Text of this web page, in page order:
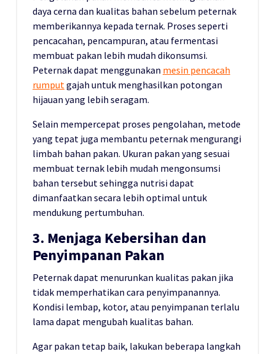
daya cerna dan kualitas bahan sebelum peternak
memberikannya kepada ternak. Proses seperti
pencacahan, pencampuran, atau fermentasi
membuat pakan lebih mudah dikonsumsi.
Peternak dapat menggunakan mesin pencacah
rumputgajah untuk menghasilkan potongan
hijauan yang lebih seragam.
Selain mempercepat proses pengolahan, metode
yang tepat juga membantu peternak mengurangi
limbah bahan pakan. Ukuran pakan yang sesuai
membuat ternak lebih mudah mengonsumsi
bahan tersebut sehingga nutrisi dapat
dimanfaatkan secara lebih optimal untuk
mendukung pertumbuhan.
3. Menjaga Kebersihan dan
Penyimpanan Pakan
Peternak dapat menurunkan kualitas pakan jika
tidak memperhatikan cara penyimpanannya.
Kondisi lembap, kotor, atau penyimpanan terlalu
lama dapat mengubah kualitas bahan.
Agar pakan tetap baik, lakukan beberapa langkah